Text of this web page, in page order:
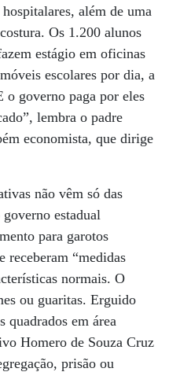
além de uma
Os 1.200 alunos
estágio em oficinas
escolares por dia, a
o governo paga por eles
lembra o padre
economista, que dirige
não vêm só das
estadual
para garotos
receberam “medidas
normais. O
ou guaritas. Erguido
quadrados em área
Homero de Souza Cruz
prisão ou